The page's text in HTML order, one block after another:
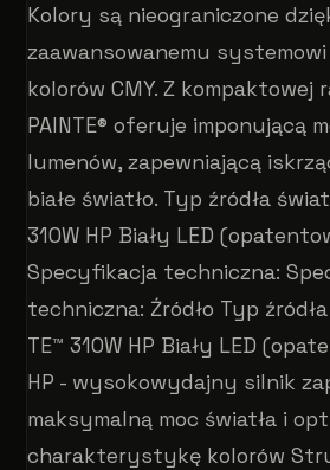
Kolory są nieograniczone
zaawansowanemu systemowi
kolorów CMY. Z kompaktowej
PAINTE® oferuje imponującą
lumenów, zapewniającą
białe światło. Typ źródła
310W HP Biały LED
Specyfikacja techniczna:
techniczna: Źródło Typ
TE™ 310W HP Biały LED
HP - wysokowydajny silnik
maksymalną moc światła i
charakterystykę kolorów